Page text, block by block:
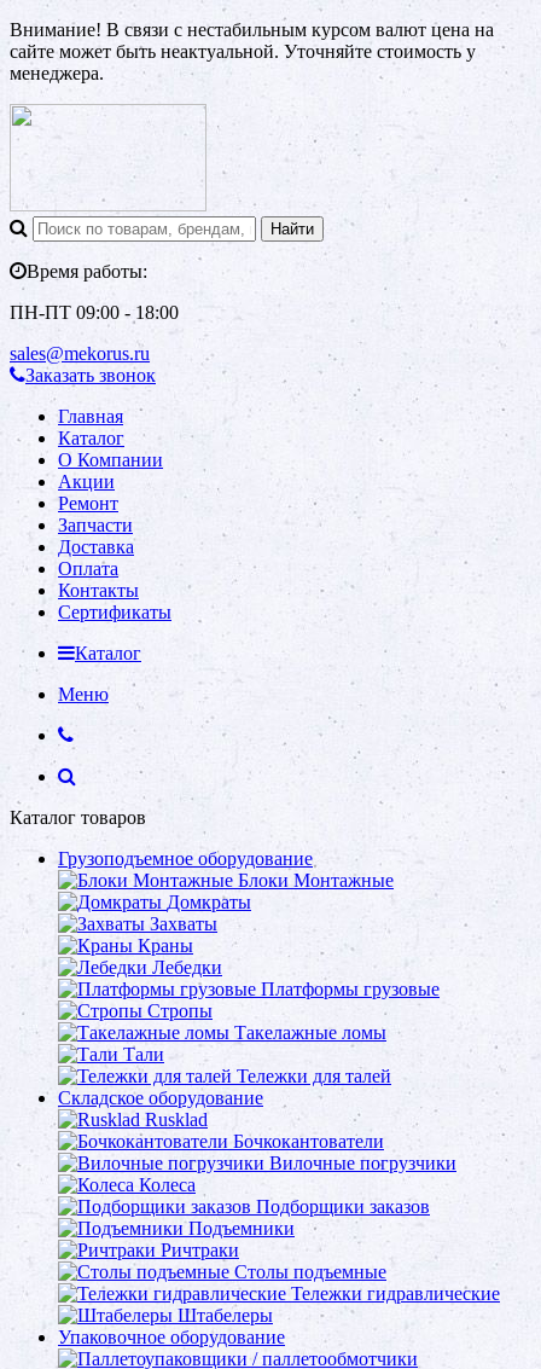
Внимание! В связи с нестабильным курсом валют цена на
сайте может быть неактуальной. Уточняйте стоимость у
менеджера.
Время работы:
ПН-ПТ 09:00 - 18:00
sales@mekorus.ru
Заказать звонок
Главная
Каталог
О Компании
Акции
Ремонт
Запчасти
Доставка
Оплата
Контакты
Сертификаты
Каталог
Меню
Каталог товаров
Грузоподъемное оборудование
Блоки Монтажные
Домкраты
Захваты
Краны
Лебедки
Платформы грузовые
Стропы
Такелажные ломы
Тали
Тележки для талей
Складское оборудование
Rusklad
Бочкокантователи
Вилочные погрузчики
Колеса
Подборщики заказов
Подъемники
Ричтраки
Столы подъемные
Тележки гидравлические
Штабелеры
Упаковочное оборудование